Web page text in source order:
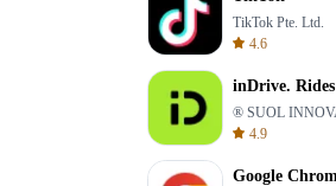
TikTok Pte. Ltd.
4.6
inDrive.
® SUOL
4.9
Google